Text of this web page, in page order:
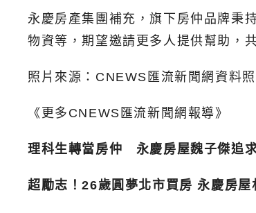
永慶房產集團補充，旗下房仲品牌秉
物資等，期望邀請更多人提供幫助，
照片來源：CNEWS匯流新聞網資料照
《更多CNEWS匯流新聞網報導》
理科生轉當房仲 永慶房屋魏子傑追
超勵志！26歲圓夢北市買房 永慶房屋